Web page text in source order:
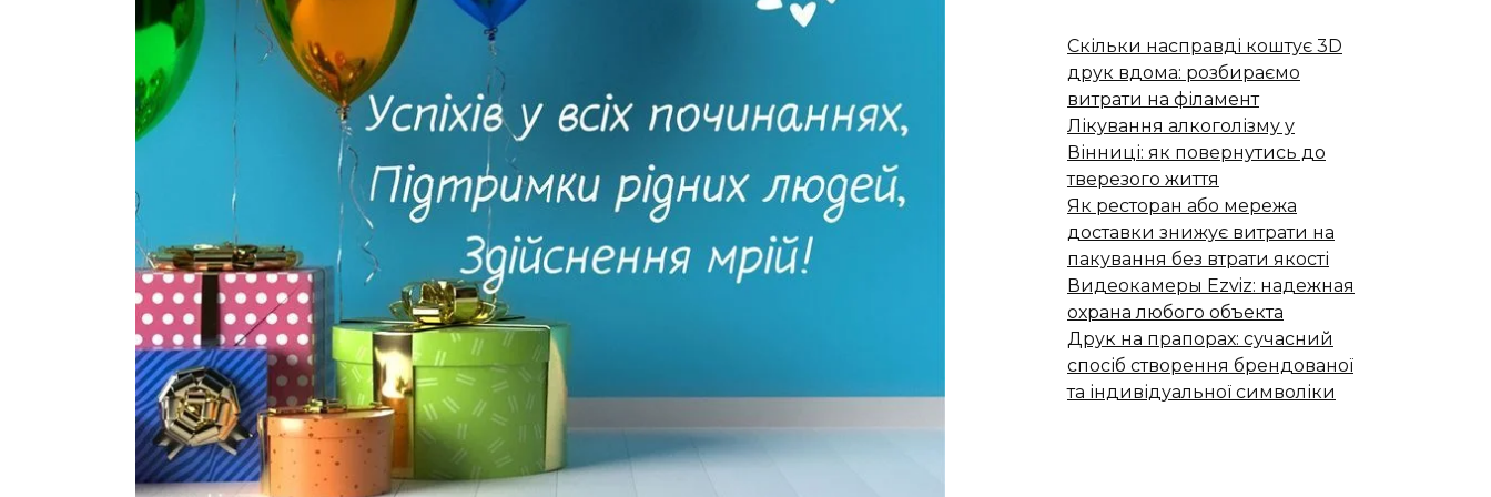
Скільки насправді коштує 3D
друк вдома: розбираємо
витрати на філамент
Лікування алкоголізму у
Вінниці: як повернутись до
тверезого життя
Як ресторан або мережа
доставки знижує витрати на
пакування без втрати якості
Видеокамеры Ezviz: надежная
охрана любого объекта
Друк на прапорах: сучасний
спосіб створення брендованої
та індивідуальної символіки